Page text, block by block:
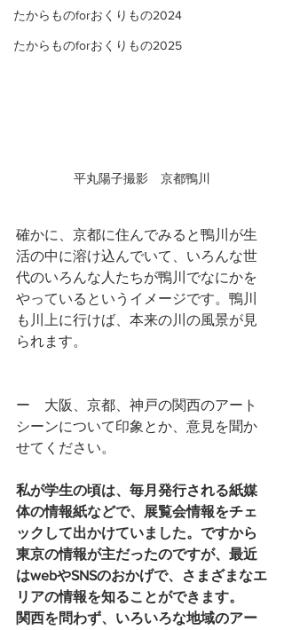
たからものforおくりもの2024
たからものforおくりもの2025
平丸陽子撮影　京都鴨川
確かに、京都に住んでみると鴨川が生
活の中に溶け込んでいて、いろんな世
代のいろんな人たちが鴨川でなにかを
やっているというイメージです。鴨川
も川上に行けば、本来の川の風景が見
られます。
ー　大阪、京都、神戸の関西のアート
シーンについて印象とか、意見を聞か
せてください。
私が学生の頃は、毎月発行される紙媒
体の情報紙などで、展覧会情報をチェ
ックして出かけていました。ですから
東京の情報が主だったのですが、最近
はwebやSNSのおかげで、さまざまなエ
リアの情報を知ることができます。
関西を問わず、いろいろな地域のアー